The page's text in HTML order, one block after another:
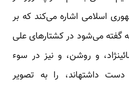
اسلامی اشاره می‌کند که بر
اساس آن، ۱۲ مظنون که گفته می‌‎شود در کشتارهای علی
محمدی، شهریاری، رضائی‎نژاد، و روشن، و نیز در سوء
قصد به جان عباسی دست داشته‎اند، را به تصویر